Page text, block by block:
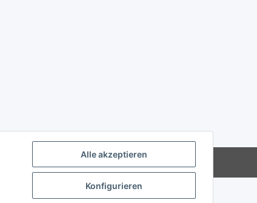
Alle akzeptieren
Konfigurieren